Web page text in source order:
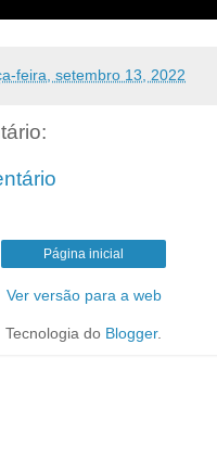
feira, setembro 13, 2022
Página inicial
Ver versão para a web
Tecnologia do Blogger.